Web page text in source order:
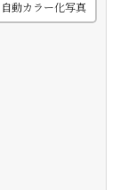
自動カラー化写真